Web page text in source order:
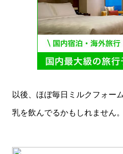
以後、ほぼ毎日ミルクフォー
乳を飲んでるかもしれません。